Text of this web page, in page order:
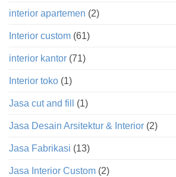
interior apartemen (2)
Interior custom (61)
interior kantor (71)
Interior toko (1)
Jasa cut and fill (1)
Jasa Desain Arsitektur & Interior (2)
Jasa Fabrikasi (13)
Jasa Interior Custom (2)